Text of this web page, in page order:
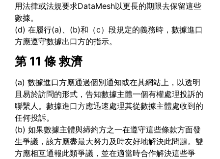
用法律或法規要求DataMesh以更長的期限去保留這些
數據。
(d) 在履行(a)、(b)和（c）段規定的義務時，數據進口
方應遵守數據出口方的指示。
第 11 條 救濟
(a) 數據進口方應通過個別通知或在其網站上，以透明
且易於訪問的形式，告知數據主體一個有權處理投訴的
聯繫人。數據進口方應迅速處理其從數據主體處收到的
任何投訴。
(b) 如果數據主體與締約方之一在遵守這些條款方面發
生爭議，該方應盡最大努力及時友好地解決此問題。雙
方應相互通報此類爭議，並在適當時合作解決這些爭